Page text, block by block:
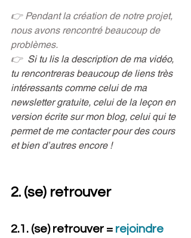
👉 Pendant la création de notre projet,
nous avons rencontré beaucoup de
problèmes.
👉 Si tu lis la description de ma vidéo,
tu rencontreras beaucoup de liens très
intéressants comme celui de ma
newsletter gratuite, celui de la leçon en
version écrite sur mon blog, celui qui te
permet de me contacter pour des cours
et bien d’autres encore !
2. (se) retrouver
2.1. (se) retrouver = rejoindre